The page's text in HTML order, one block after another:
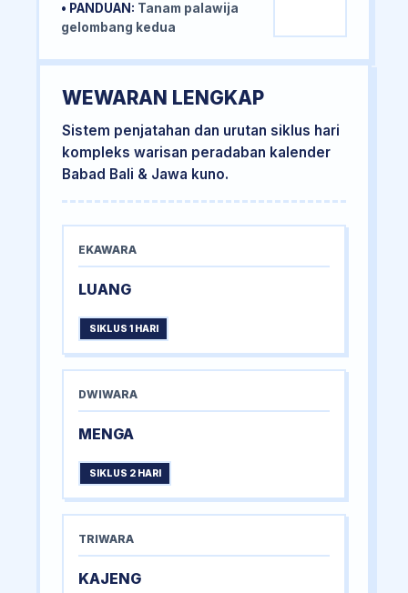
• PANDUAN: Tanam palawija
gelombang kedua
WEWARAN LENGKAP
Sistem penjatahan dan urutan siklus hari
kompleks warisan peradaban kalender
Babad Bali & Jawa kuno.
EKAWARA
LUANG
SIKLUS 1 HARI
DWIWARA
MENGA
SIKLUS 2 HARI
TRIWARA
KAJENG